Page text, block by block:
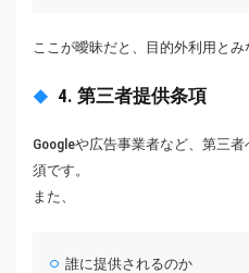
ここが曖昧だと、目的外利用とみ
4. 第三者提供条項
Googleや広告事業者など、第三
須です。
また、
誰に提供されるのか